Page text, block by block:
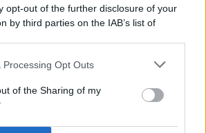
opt-out of the further disclosure of your
by third parties on the IAB’s list of
also be disclosed by us to third parties
third parties.
Processing Opt Outs
of the Sharing of my
PREFERENZE PRIVACY